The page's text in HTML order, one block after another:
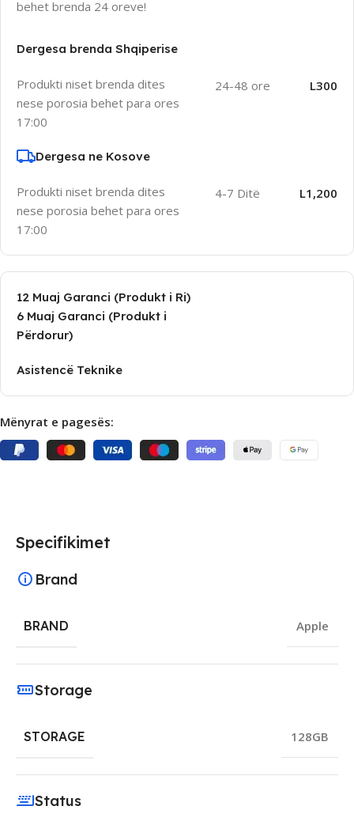
behet brenda 24 oreve!
Dergesa brenda Shqiperise
Produkti niset brenda dites
nese porosia behet para ores
17:00
24-48 ore L300
Dergesa ne Kosove
Produkti niset brenda dites
nese porosia behet para ores
17:00
4-7 Ditë L1,200
12 Muaj Garanci (Produkt i Ri)
6 Muaj Garanci (Produkt i
Përdorur)
Asistencë Teknike
Mënyrat e pagesës:
Specifikimet
Brand
BRAND Apple
Storage
STORAGE 128GB
Status